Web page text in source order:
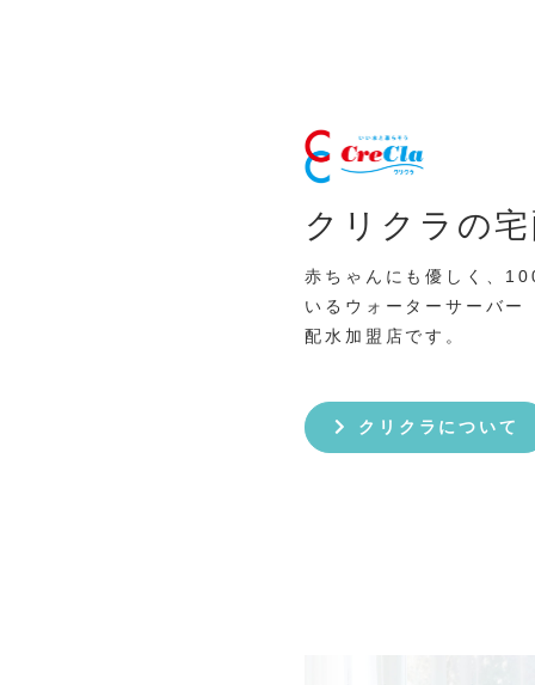
クリクラの
赤ちゃんにも優しく、
いるウォーターサーバー
配水加盟店です。
クリクラについて